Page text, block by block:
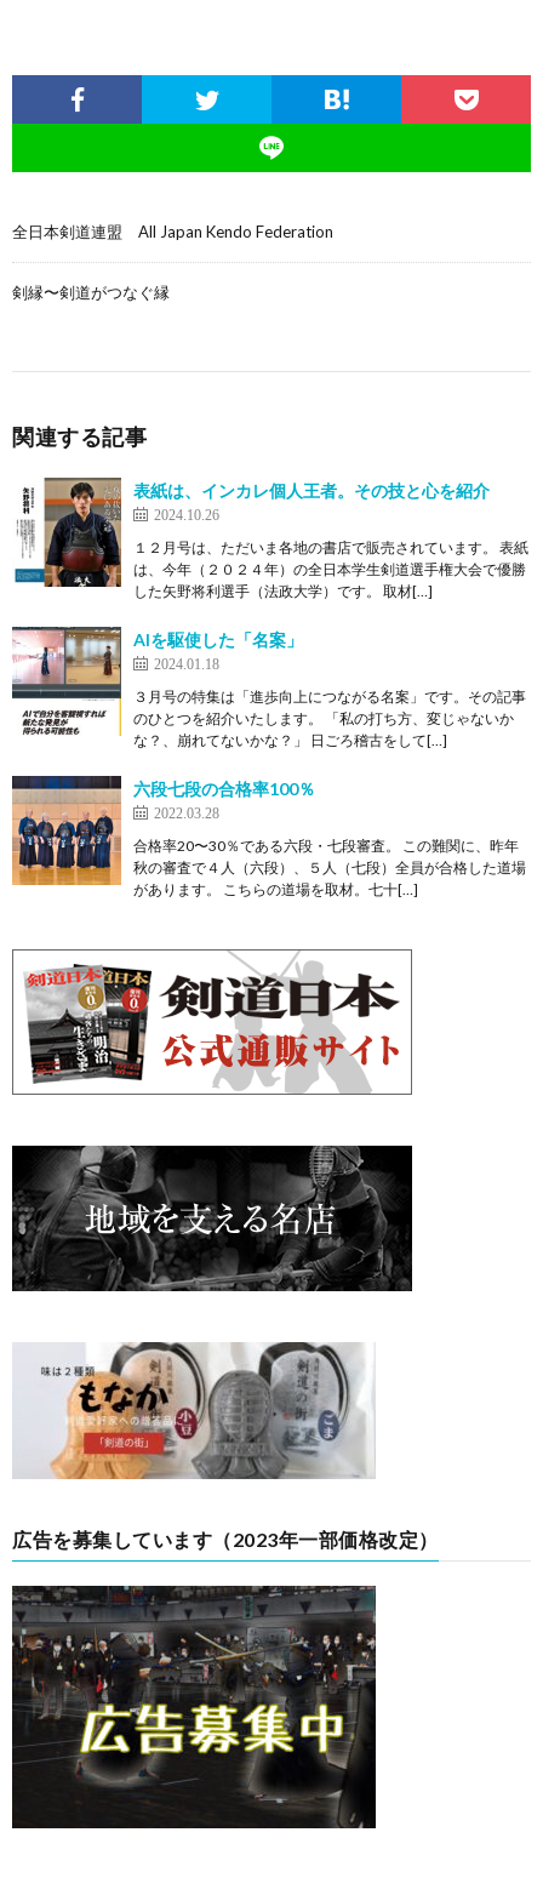
全日本剣道連盟 All Japan Kendo Federation
剣縁〜剣道がつなぐ縁
関連する記事
表紙は、インカレ個人王者。その技と心を紹介
2024.10.26
１２月号は、ただいま各地の書店で販売されています。 表紙
は、今年（２０２４年）の全日本学生剣道選手権大会で優勝
した矢野将利選手（法政大学）です。 取材[…]
AIを駆使した「名案」
2024.01.18
３月号の特集は「進歩向上につながる名案」です。その記事
のひとつを紹介いたします。 「私の打ち方、変じゃないか
な？、崩れてないかな？」 日ごろ稽古をして[…]
六段七段の合格率100％
2022.03.28
合格率20〜30％である六段・七段審査。 この難関に、昨年
秋の審査で４人（六段）、５人（七段）全員が合格した道場
があります。 こちらの道場を取材。七十[…]
広告を募集しています（2023年一部価格改定）